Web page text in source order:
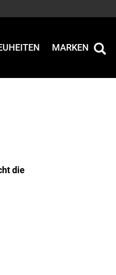
MARKEN
die